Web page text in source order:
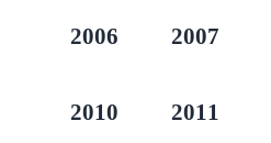
2006 2007
2010 2011